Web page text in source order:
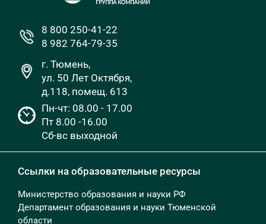
8 800 250-41-22
8 982 764-79-35
г. Тюмень,
ул. 50 Лет Октября,
д.118, помещ. 613
Пн-чт: 08.00 - 17.00
Пт 8.00 -16.00
Сб-вс выходной
Ссылки на образовательные ресурсы
Министерство образования и науки РФ
Департамент образования и науки Тюменской
области